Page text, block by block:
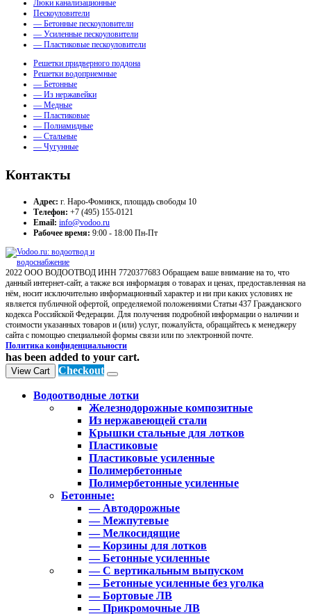
Люки канализационные
Пескоуловители
— Бетонные пескоуловители
— Усиленные пескоуловители
— Пластиковые пескоуловители
Решетки придверного поддона
Решетки водоприемные
— Бетонные
— Из нержавейки
— Медные
— Пластиковые
— Полиамидные
— Стальные
— Чугунные
Контакты
Адрес: г. Наро-Фоминск, площадь свободы 10
Телефон: +7 (495) 155-0121
Email: info@vodoo.ru
Рабочее время: 9:00 - 18:00 Пн-Пт
2022 ООО ВОДООТВОД ИНН 7720377683 Обращаем ваше внимание на то, что
данный интернет-сайт, а также вся информация о товарах и ценах, предоставленная на
нём, носит исключительно информационный характер и ни при каких условиях не
является публичной офертой, определяемой положениями Статьи 437 Гражданского
кодекса Российской Федерации. Для получения подробной информации о наличии и
стоимости указанных товаров и (или) услуг, пожалуйста, обращайтесь к менеджеру
сайта с помощью специальной формы связи или по электронной почте.
Политика конфиденциальности
has been added to your cart.
View Cart Checkout
Водоотводные лотки
Железнодорожные композитные
Из нержавеющей стали
Крышки стальные для лотков
Пластиковые
Пластиковые усиленные
Полимербетонные
Полимербетонные усиленные
Бетонные:
— Автодорожные
— Межпутевые
— Мелкосидящие
— Корзины для лотков
— Бетонные усиленные
— С вертикальным выпуском
— Бетонные усиленные без уголка
— Бортовые ЛВ
— Прикромочные ЛВ